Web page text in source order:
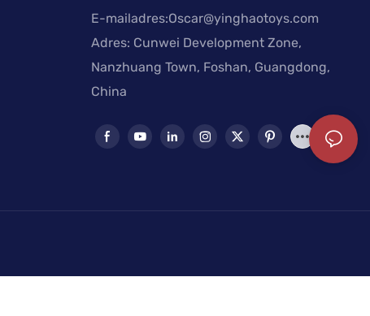
E-mailadres:Oscar@yinghaotoys.com
Adres: Cunwei Development Zone,
Nanzhuang Town, Foshan, Guangdong,
China